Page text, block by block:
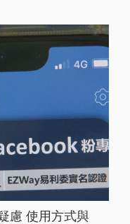
慮 使用方式與